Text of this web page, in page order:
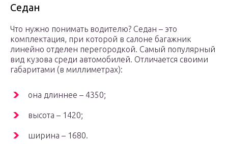
Седан
Что нужно понимать водителю? Седан – это
комплектация, при которой в салоне багажник
линейно отделен перегородкой. Самый популярный
вид кузова среди автомобилей. Отличается своими
габаритами (в миллиметрах):
она длиннее – 4350;
высота – 1420;
ширина – 1680.